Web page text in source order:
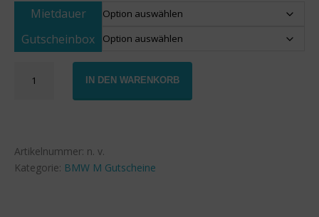
Mietdauer
Gutscheinbox
BMW
IN DEN WARENKORB
Artikelnummer: n. v.
Kategorie: BMW M Gutscheine